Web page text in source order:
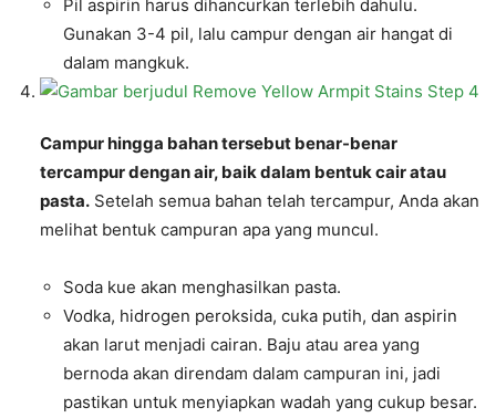
Pil aspirin harus dihancurkan terlebih dahulu.
Gunakan 3-4 pil, lalu campur dengan air hangat di
dalam mangkuk.
Campur hingga bahan tersebut benar-benar
tercampur dengan air, baik dalam bentuk cair atau
pasta. Setelah semua bahan telah tercampur, Anda akan
melihat bentuk campuran apa yang muncul.
Soda kue akan menghasilkan pasta.
Vodka, hidrogen peroksida, cuka putih, dan aspirin
akan larut menjadi cairan. Baju atau area yang
bernoda akan direndam dalam campuran ini, jadi
pastikan untuk menyiapkan wadah yang cukup besar.